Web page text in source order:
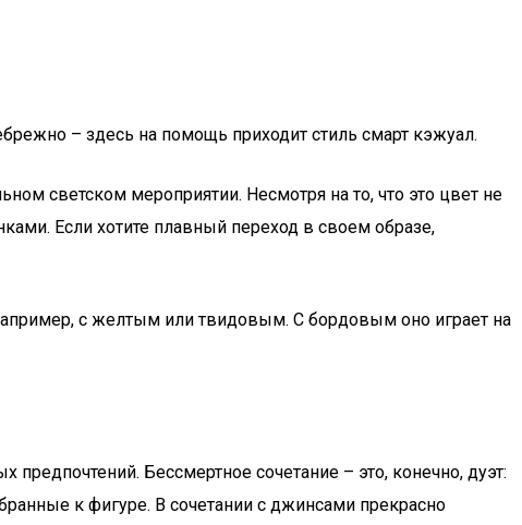
– здесь на помощь приходит стиль смарт кэжуал.
светском мероприятии. Несмотря на то, что это цвет не
Если хотите плавный переход в своем образе,
с желтым или твидовым. С бордовым оно играет на
Бессмертное сочетание – это, конечно, дуэт:
к фигуре. В сочетании с джинсами прекрасно